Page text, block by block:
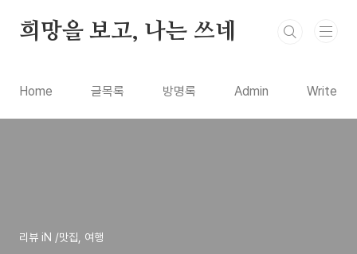
희망을 보고, 나는 쓰네
Home 글목록 방명록 Admin Write
리뷰 iN /맛집, 여행